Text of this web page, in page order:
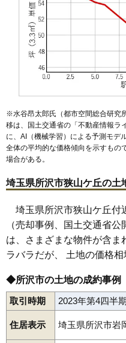
上山口
新郷
松郷
坂之下
63 神米金
64
66 北野
67 亀ケ谷
68 三ケ島
69 北原町
70 下新井
71 北野南
72 城
73 堀之内
74 日比田
※水谷昂太郎氏（都市空間総合研究
移は、国土交通省の「不動産情報ラ
に、AI（機械学習）による予測モデ
全体の平均的な価格傾向を示すもの
場合がある。
埼玉県所沢市狭山ケ丘の土
埼玉県所沢市狭山ケ丘付
（売却事例、国土交通省
は、さまざまな物件が含ま
ラバラだが、 土地の価格相
◆所沢市の土地の成約事例
取引時期 2023年第4四半期
住居表示 埼玉県所沢市岩
上山口
神米金亀ケ谷北秋津